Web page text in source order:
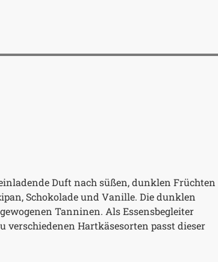
Duft nach süßen, dunklen Früchten
Schokolade und Vanille. Die dunklen
Tanninen. Als Essensbegleiter
verschiedenen Hartkäsesorten passt dieser